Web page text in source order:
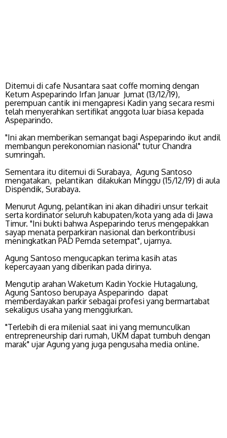
Ditemui di cafe Nusantara saat coffe morning dengan
Ketum Aspeparindo Irfan Januar Jumat (13/12/19),
perempuan cantik ini mengapresi Kadin yang secara resmi
telah menyerahkan sertifikat anggota luar biasa kepada
Aspeparindo.
"Ini akan memberikan semangat bagi Aspeparindo ikut andil
membangun perekonomian nasional" tutur Chandra
sumringah.
Sementara itu ditemui di Surabaya, Agung Santoso
mengatakan, pelantikan dilakukan Minggu (15/12/19) di aula
Dispendik, Surabaya.
Menurut Agung, pelantikan ini akan dihadiri unsur terkait
serta kordinator seluruh kabupaten/kota yang ada di Jawa
Timur. "Ini bukti bahwa Aspeparindo terus mengepakkan
sayap menata perparkiran nasional dan berkontribusi
meningkatkan PAD Pemda setempat", ujarnya.
Agung Santoso mengucapkan terima kasih atas
kepercayaan yang diberikan pada dirinya.
Mengutip arahan Waketum Kadin Yockie Hutagalung,
Agung Santoso berupaya Aspeparindo dapat
memberdayakan parkir sebagai profesi yang bermartabat
sekaligus usaha yang menggiurkan.
"Terlebih di era milenial saat ini yang memunculkan
entrepreneurship dari rumah, UKM dapat tumbuh dengan
marak" ujar Agung yang juga pengusaha media online.